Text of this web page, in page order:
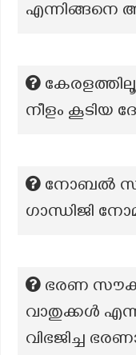
എന്നിങ്ങനെ
നീളം കൂടിയ
നോബൽ
ഗാന്ധിജി
ഭരണ
വാതുക്കൾ
വിഭജിച്ച